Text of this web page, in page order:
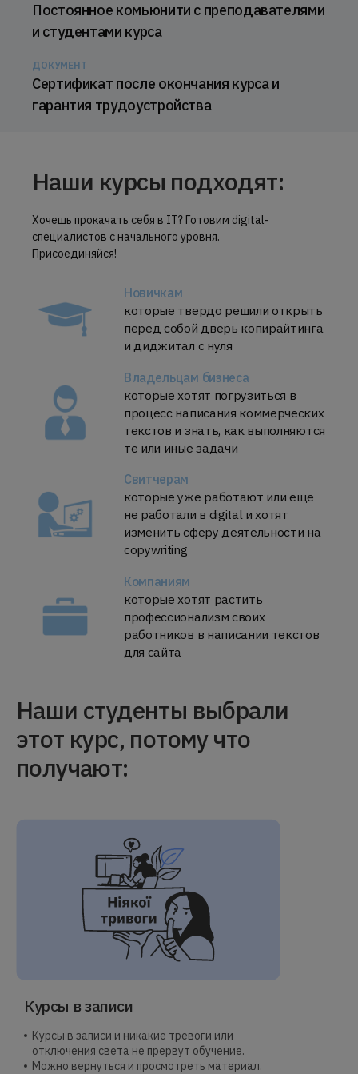
Постоянное комьюнити с преподавателями
и студентами курса
ДОКУМЕНТ
Сертификат после окончания курса и
гарантия трудоустройства
Наши курсы подходят:
Хочешь прокачать себя в IT? Готовим digital-
специалистов с начального уровня.
Присоединяйся!
Новичкам
которые твердо решили открыть
перед собой дверь копирайтинга
и диджитал с нуля
Владельцам бизнеса
которые хотят погрузиться в
процесс написания коммерческих
текстов и знать, как выполняются
те или иные задачи
Свитчерам
которые уже работают или еще
не работали в digital и хотят
изменить сферу деятельности на
copywriting
Компаниям
которые хотят растить
профессионализм своих
работников в написании текстов
для сайта
Наши студенты выбрали
этот курс, потому что
получают:
Курсы в записи
Курсы в записи и никакие тревоги или
отключения света не прервут обучение.
Можно вернуться и просмотреть материал.